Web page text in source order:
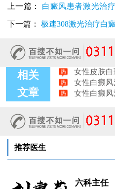
上一篇： 白癜风患者激光治
入探讨
下一篇： 极速308激光治疗白
相关
文章
治疗女性皮肤病
女性白斑专
女性白癜风稳
治疗女性皮肤病
女性皮肤白
女性白癜风治
女性白癜风治
女性皮肤病
推荐医生
六科主任